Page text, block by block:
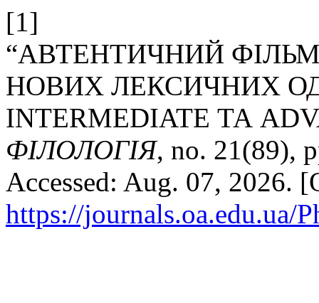
[1]
“АВТЕНТИЧНИЙ
НОВИХ ЛЕКСИЧНИХ
INTERMEDIATE ТА
ФІЛОЛОГІЯ, no. 21(89),
Accessed: Aug. 07, 2026.
https://journals.oa.edu.ua/